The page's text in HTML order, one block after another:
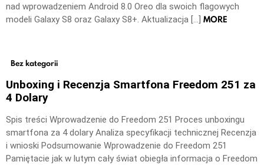
nad wprowadzeniem Android 8.0 Oreo dla swoich flagowych
modeli Galaxy S8 oraz Galaxy S8+. Aktualizacja […] MORE
Bez kategorii
Unboxing i Recenzja Smartfona Freedom 251 za
4 Dolary
Spis treści Wprowadzenie do Freedom 251 Proces unboxingu
smartfona za 4 dolary Analiza specyfikacji technicznej Recenzja
i wnioski Podsumowanie Wprowadzenie do Freedom 251
Pamiętacie jak w lutym cały świat obiegła informacja o Freedom